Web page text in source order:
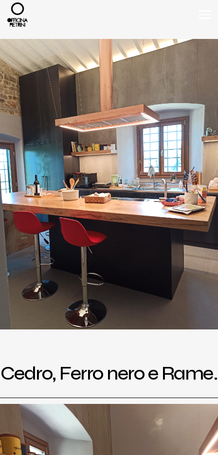
Progetti Privati
Chi siamo
">
Contatti
Type 2 or more characters for results.
+39 3469700811
+39 3420732893
info@officinapietrini.it
Cedro, Ferro nero e Rame.